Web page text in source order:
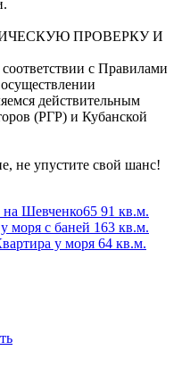
ПРОВЕРКУ И
с Правилами
действительным
(РГР) и Кубанской
не упустите свой шанс!
на Шевченко65 91 кв.м.
моря с баней 163 кв.м.
у моря 64 кв.м.